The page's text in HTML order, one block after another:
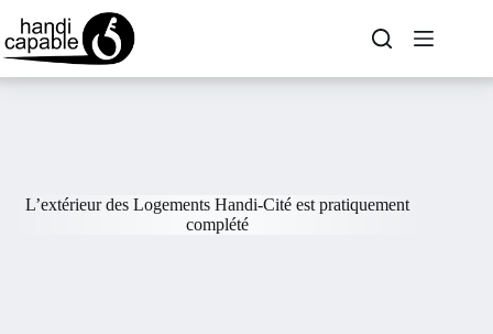
L’extérieur des Logements Handi-Cité est pratiquement
complété